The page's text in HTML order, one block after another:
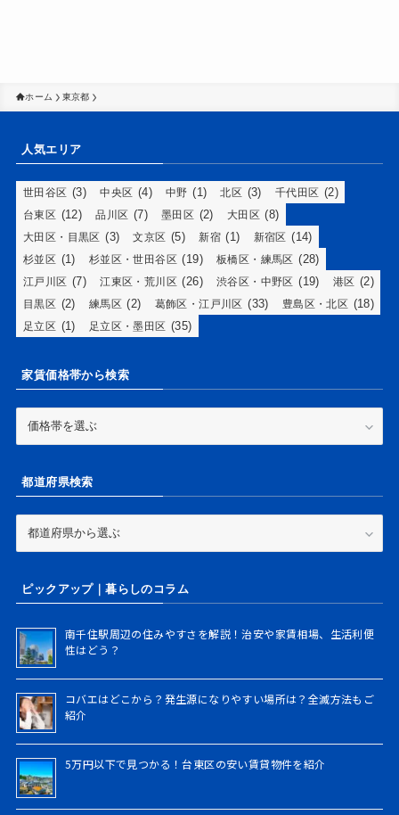
ホーム 東京都
人気エリア
世田谷区 (3) 中央区 (4) 中野 (1) 北区 (3) 千代田区 (2)
台東区 (12) 品川区 (7) 墨田区 (2) 大田区 (8)
大田区・目黒区 (3) 文京区 (5) 新宿 (1) 新宿区 (14)
杉並区 (1) 杉並区・世田谷区 (19) 板橋区・練馬区 (28)
江戸川区 (7) 江東区・荒川区 (26) 渋谷区・中野区 (19) 港区 (2)
目黒区 (2) 練馬区 (2) 葛飾区・江戸川区 (33) 豊島区・北区 (18)
足立区 (1) 足立区・墨田区 (35)
家賃価格帯から検索
帯
都道府県検索
検ピックアップ｜暮らしのコラム
南千住駅周辺の住みやすさを解説！治安や家賃相場、生活利便
性はどう？
コバエはどこから？発生源になりやすい場所は？全滅方法もご
紹介
5万円以下で見つかる！台東区の安い賃貸物件を紹介